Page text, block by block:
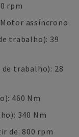
rpm
assíncrono
trabalho): 39
trabalho): 28
460 Nm
340 Nm
de: 800 rpm